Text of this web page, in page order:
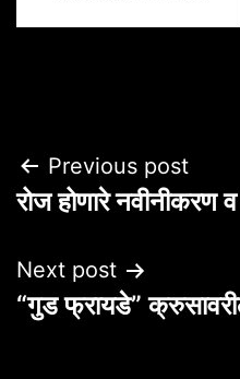
Post
navigation
Previous post
रोज होणारे
Next post
“गुड फ्रायडे”